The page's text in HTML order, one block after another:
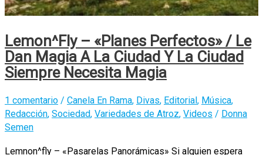
Lemon^Fly – «Planes Perfectos» / Le
Dan Magia A La Ciudad Y La Ciudad
Siempre Necesita Magia
1 comentario / Canela En Rama, Divas, Editorial, Música,
Redacción, Sociedad, Variedades de Atroz, Videos / Donna
Semen
Lemnon^fly – «Pasarelas Panorámicas» Si alguien espera